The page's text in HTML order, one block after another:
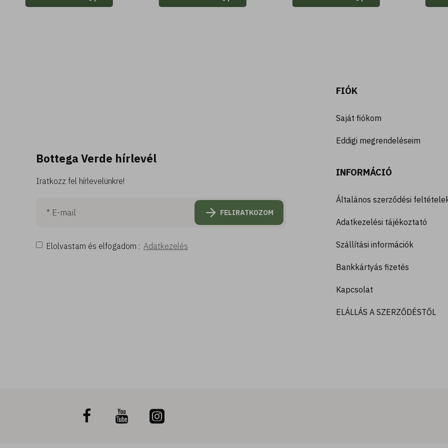
Bottega Verde hírlevél
Iratkozz fel hírlevelünkre!
FELIRATKOZOM
Elolvastam és elfogadom : Adatkezelés
FIÓK
Saját fiókom
Eddigi megrendeléseim
INFORMÁCIÓ
Általános szerződési
Adatkezelési tájékoztató
Szállítási információk
Bankkártyás fizetés
Kapcsolat
ELÁLLÁS A SZERZŐDÉSTŐL